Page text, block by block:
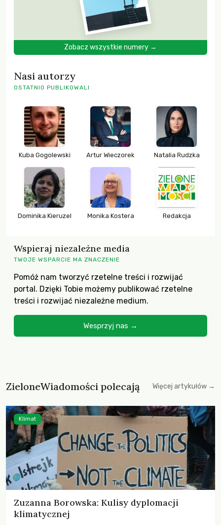
Zobacz wszystkie numery →
Nasi autorzy
OSTATNIO PUBLIKOWALI
Kuba Gogolewski Artur Wieczorek Natalia Rudzka
Dominika Kieruzel Monika Kostera Redakcja
Wspieraj niezależne media
TWOJE WSPARCIE MA ZNACZENIE
Pomóż nam tworzyć rzetelne treści i rozwijać
portal. Dzięki Tobie możemy publikować rzetelne
treści i rozwijać niezależne medium.
Wesprzyj nas →
ZieloneWiadomości polecają Więcej artykułów →
Zuzanna Borowska: Kulisy dyplomacji
klimatycznej
Klimat